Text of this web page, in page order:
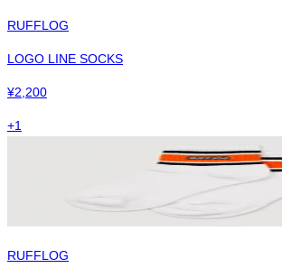
RUFFLOG
LOGO LINE SOCKS
¥2,200
+1
RUFFLOG